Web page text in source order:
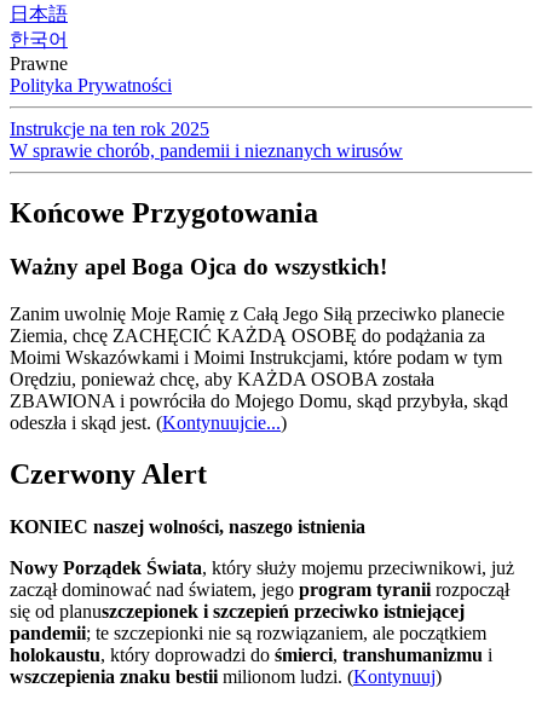
日本語
한국어
Prawne
Polityka Prywatności
Instrukcje na ten rok 2025
W sprawie chorób, pandemii i nieznanych wirusów
Końcowe Przygotowania
Ważny apel Boga Ojca do wszystkich!
Zanim uwolnię Moje Ramię z Całą Jego Siłą przeciwko planecie
Ziemia, chcę ZACHĘCIĆ KAŻDĄ OSOBĘ do podążania za
Moimi Wskazówkami i Moimi Instrukcjami, które podam w tym
Orędziu, ponieważ chcę, aby KAŻDA OSOBA została
ZBAWIONA i powróciła do Mojego Domu, skąd przybyła, skąd
odeszła i skąd jest. (Kontynuujcie...)
Czerwony Alert
KONIEC naszej wolności, naszego istnienia
Nowy Porządek Świata, który służy mojemu przeciwnikowi, już
zaczął dominować nad światem, jego program tyranii rozpoczął
się od planuszczepionek i szczepień przeciwko istniejącej
pandemii; te szczepionki nie są rozwiązaniem, ale początkiem
holokaustu, który doprowadzi do śmierci, transhumanizmu i
wszczepienia znaku bestii milionom ludzi. (Kontynuuj)